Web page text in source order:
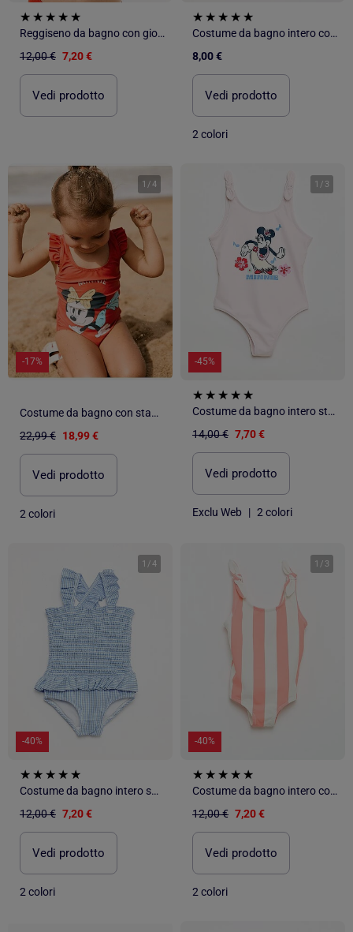
Reggiseno da bagno con gioiello a forma di stella marina
12,00 € 7,20 €
Vedi prodotto
Costume da bagno intero con volant
8,00 €
Vedi prodotto
2 colori
1 /4
-17%
Costume da bagno con stampa Minnie e spalline arricciate
22,99 € 18,99 €
Vedi prodotto
2 colori
1 / 3
-45%
Costume da bagno intero stampato 'Minnie' 'Disney'
14,00 € 7,70 €
Vedi prodotto
Exclu Web | 2 colori
1 /4
-40%
Costume da bagno intero smockato con volant
12,00 € 7,20 €
Vedi prodotto
2 colori
1 / 3
-40%
Costume da bagno intero con fiocchi sulle spalle
12,00 € 7,20 €
Vedi prodotto
2 colori